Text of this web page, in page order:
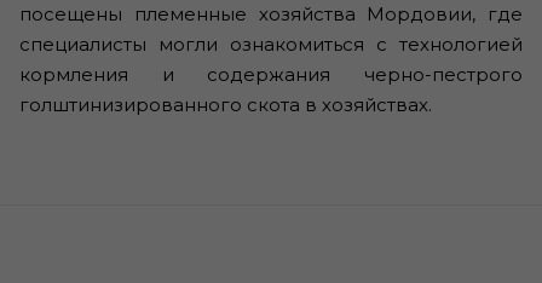
посещены племенные хозяйства Мордовии, где
специалисты могли ознакомиться с технологией
кормления и содержания черно-пестрого
голштинизированного скота в хозяйствах.